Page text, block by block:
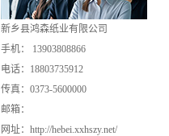
新乡县鸿森纸业有限公司
手机： 13903808866
电话：18803735912
传真：0373-5600000
邮箱：
网址： http://hebei.xxhszy.net/